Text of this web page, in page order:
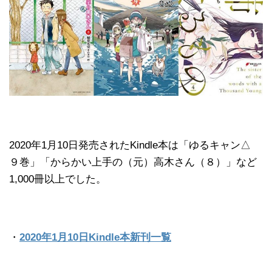
2020年1月10日発売されたKindle本は「ゆるキャン△
９巻」「からかい上手の（元）高木さん（８）」など
1,000冊以上でした。
・ 2020年1月10日Kindle本新刊一覧